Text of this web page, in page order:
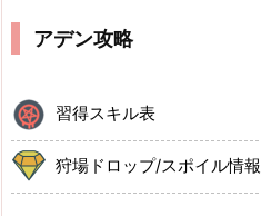
アデン攻略
習得スキル表
狩場ドロップ/スポイル情報